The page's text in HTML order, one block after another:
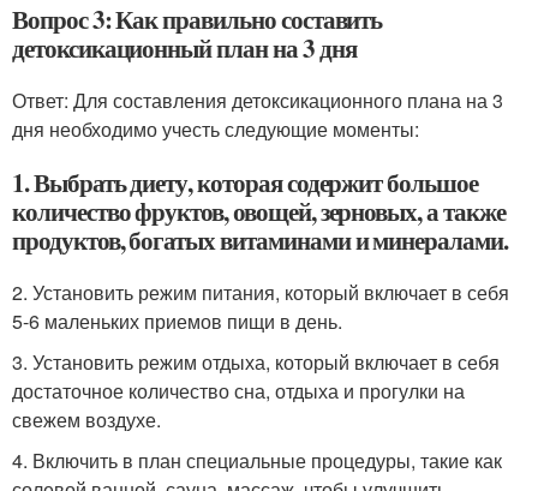
Вопрос 3: Как правильно составить
детоксикационный план на 3 дня
Ответ: Для составления детоксикационного плана на 3
дня необходимо учесть следующие моменты:
1. Выбрать диету, которая содержит большое
количество фруктов, овощей, зерновых, а также
продуктов, богатых витаминами и минералами.
2. Установить режим питания, который включает в себя
5-6 маленьких приемов пищи в день.
3. Установить режим отдыха, который включает в себя
достаточное количество сна, отдыха и прогулки на
свежем воздухе.
4. Включить в план специальные процедуры, такие как